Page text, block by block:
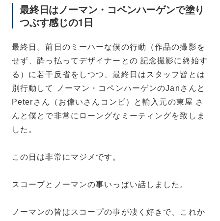
最終日はノーマン・コペンハーゲンで塗り
つぶす感じの1日
最終日。前日のミーハーな僕の行動（作品の撮影を
せず、酔っ払ってデザイナーとの 記念撮影に終始す
る）に若干反省をしつつ、最終日はスタッフ皆とは
別行動して ノーマン・コペンハーゲンのJanさんと
Peterさん（お偉いさんコンビ）と輸入元の東屋 さ
んと僕とで非常にローングなミーティングを致しま
した。
この日は非常にマジメです。
スコープとノーマンの事いっぱい話しました。
ノーマンの皆はスコープの事が凄く好きで、これか